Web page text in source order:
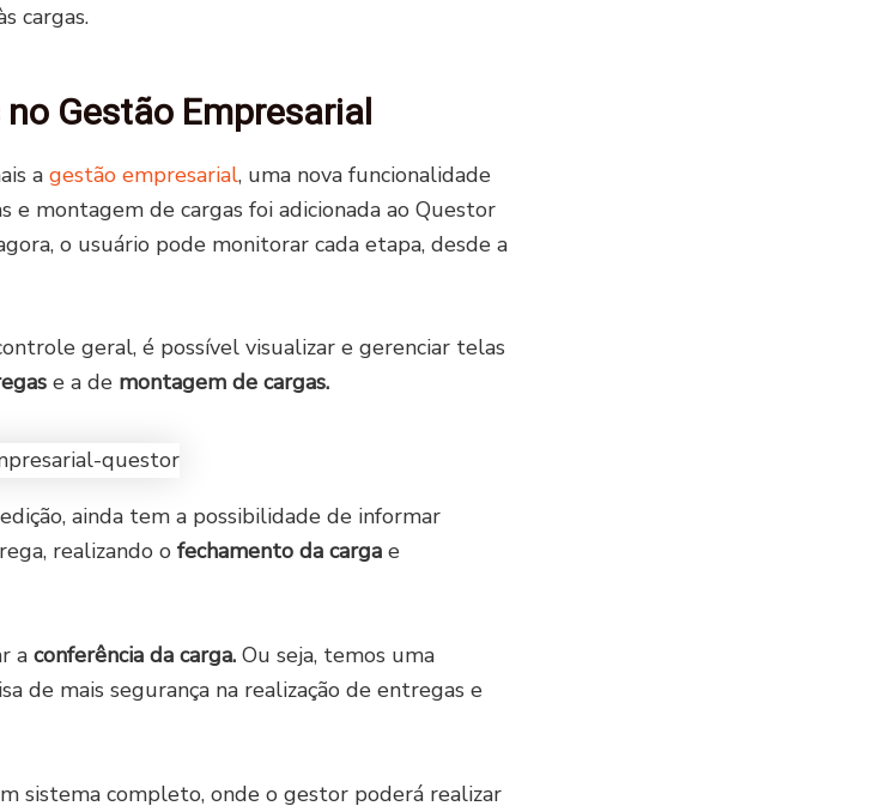
cargas.
Gestão Empresarial
a gestão empresarial, uma nova funcionalidade
e montagem de cargas foi adicionada ao Questor
o usuário pode monitorar cada etapa, desde a
geral, é possível visualizar e gerenciar telas
e a de montagem de cargas.
ainda tem a possibilidade de informar
realizando o fechamento da carga e
a conferência da carga. Ou seja, temos uma
de mais segurança na realização de entregas e
sistema completo, onde o gestor poderá realizar